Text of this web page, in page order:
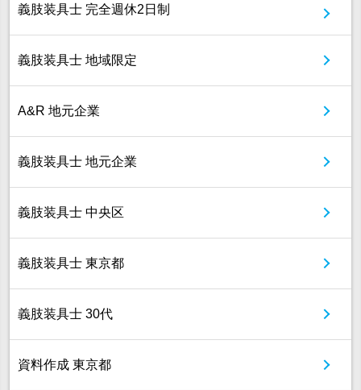
義肢装具士 完全週休2日制
義肢装具士 地域限定
A&R 地元企業
義肢装具士 地元企業
義肢装具士 中央区
義肢装具士 東京都
義肢装具士 30代
資料作成 東京都